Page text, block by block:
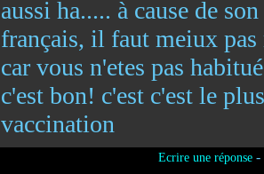
aussi ha..... à cause de
français, il faut meiux
car vous n'etes pas
c'est bon! c'est c'est le
vaccination
Ecrire une réponse-